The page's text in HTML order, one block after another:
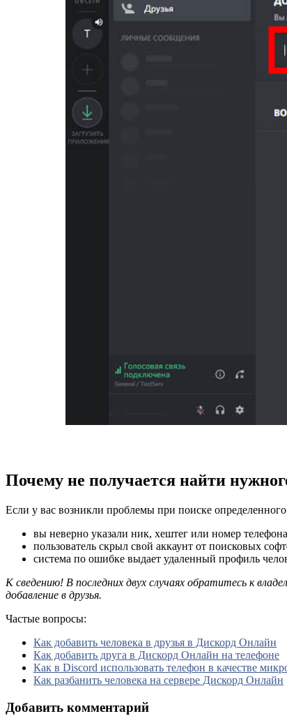
Почему не получается найти
Если у вас возникли проблемы при поиске
вы неверно указали ник, хештег или номер
пользователь скрыл свой аккаунт от поисковых
система по ошибке выдает удаленный профиль
К сведению! В последних двух случаях обратитесь к
добавление в друзья.
Частые вопросы:
Как добавить человека в друзья в Дискорд Онлайн
Как добавить друга в Дискорд Онлайн на телефоне
Как в Discord использовать телефон в качестве
Как разбанить человека на сервере Дискорд Онлайн
Добавить комментарий